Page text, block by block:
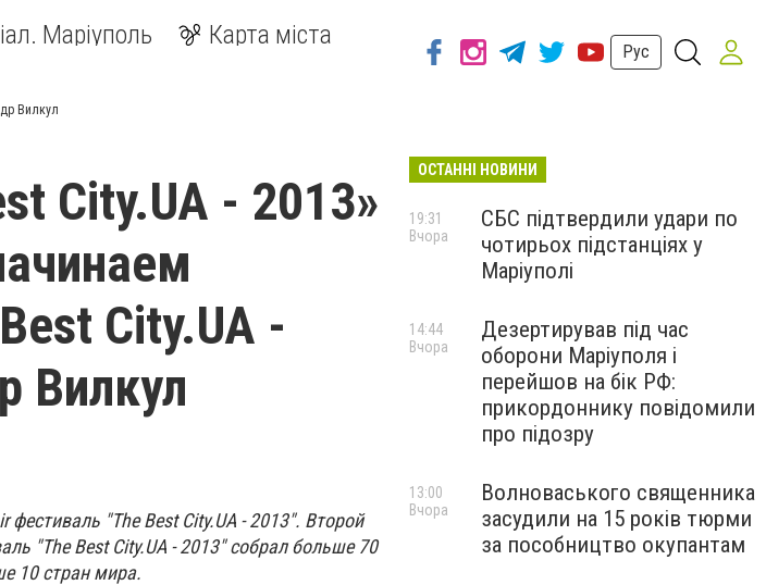
Маріуполь Карта міста
Рус
Вилкул
City.UA - 2013»
City.UA -
Вилкул
"The Best City.UA - 2013". Второй
"The Best City.UA - 2013" собрал больше 70
10 стран мира.
ОСТАННІ НОВИНИ
СБС підтвердили удари по
чотирьох підстанціях у
Маріуполі
19:31
Вчора
Дезертирував під час
оборони Маріуполя і
перейшов на бік РФ:
прикордоннику повідомили
про підозру
14:44
Вчора
Волноваського священника
засудили на 15 років тюрми
за пособництво окупантам
13:00
Вчора